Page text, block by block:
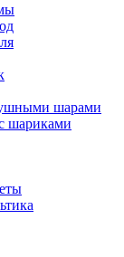
шарами
шариками